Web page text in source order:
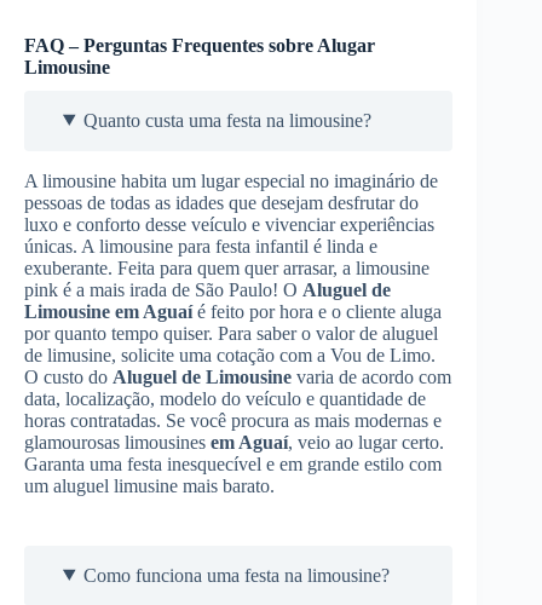
FAQ – Perguntas Frequentes sobre Alugar
Limousine
Quanto custa uma festa na limousine?
A limousine habita um lugar especial no imaginário de
pessoas de todas as idades que desejam desfrutar do
luxo e conforto desse veículo e vivenciar experiências
únicas. A limousine para festa infantil é linda e
exuberante. Feita para quem quer arrasar, a limousine
pink é a mais irada de São Paulo! O Aluguel de
Limousine em Aguaíé feito por hora e o cliente aluga
por quanto tempo quiser. Para saber o valor de aluguel
de limusine, solicite uma cotação com a Vou de Limo.
O custo do Aluguel de Limousine varia de acordo com
data, localização, modelo do veículo e quantidade de
horas contratadas. Se você procura as mais modernas e
glamourosas limousines em Aguaí, veio ao lugar certo.
Garanta uma festa inesquecível e em grande estilo com
um aluguel limusine mais barato.
Como funciona uma festa na limousine?